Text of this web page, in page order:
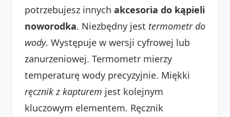
potrzebujesz innych akcesoria do kąpieli
noworodka. Niezbędny jest termometr do
wody. Występuje w wersji cyfrowej lub
zanurzeniowej. Termometr mierzy
temperaturę wody precyzyjnie. Miękki
ręcznik z kapturem jest kolejnym
kluczowym elementem. Ręcznik